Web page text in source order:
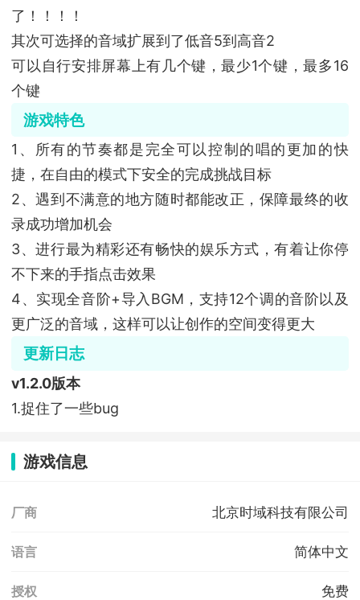
了！！！！
其次可选择的音域扩展到了低音5到高音2
可以自行安排屏幕上有几个键，最少1个键，最多16
个键
游戏特色
1、所有的节奏都是完全可以控制的唱的更加的快
捷，在自由的模式下安全的完成挑战目标
2、遇到不满意的地方随时都能改正，保障最终的收
录成功增加机会
3、进行最为精彩还有畅快的娱乐方式，有着让你停
不下来的手指点击效果
4、实现全音阶+导入BGM，支持12个调的音阶以及
更广泛的音域，这样可以让创作的空间变得更大
更新日志
v1.2.0版本
1.捉住了一些bug
游戏信息
厂商 北京时域科技有限公司
语言 简体中文
授权 免费